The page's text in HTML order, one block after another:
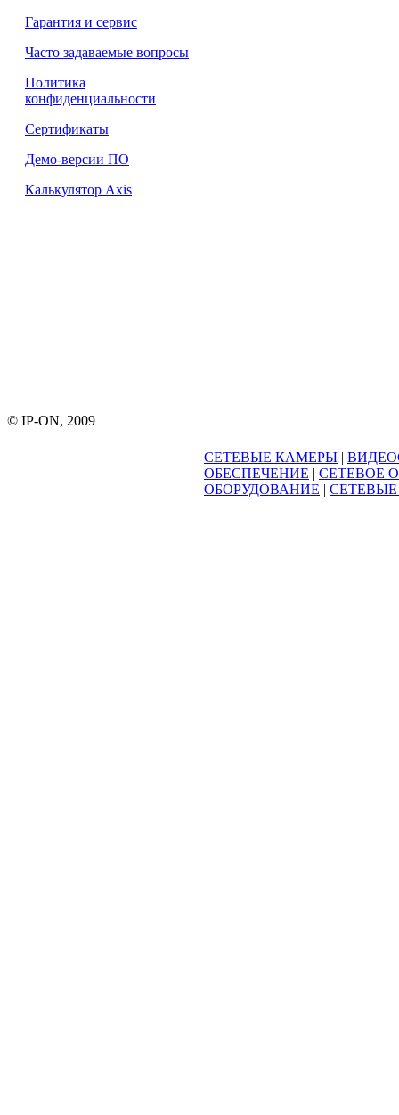
Гарантия и сервис
Часто задаваемые вопросы
Политика
конфиденциальности
Сертификаты
Демо-версии ПО
Калькулятор Axis
© IP-ON, 2009
СЕТЕВЫЕ КАМЕРЫ |
ОБЕСПЕЧЕНИЕ | СЕТЕВОЕ
ОБОРУДОВАНИЕ |